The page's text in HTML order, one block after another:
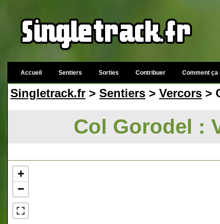
Accueil Sentiers Sorties Contribuer Comment ça
Singletrack.fr > Sentiers > Vercors >
Col Gorodel :
+
−